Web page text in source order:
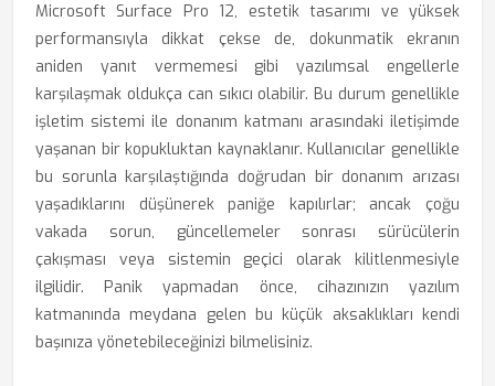
Microsoft Surface Pro 12, estetik tasarımı ve yüksek
performansıyla dikkat çekse de, dokunmatik ekranın
aniden yanıt vermemesi gibi yazılımsal engellerle
karşılaşmak oldukça can sıkıcı olabilir. Bu durum genellikle
işletim sistemi ile donanım katmanı arasındaki iletişimde
yaşanan bir kopukluktan kaynaklanır. Kullanıcılar genellikle
bu sorunla karşılaştığında doğrudan bir donanım arızası
yaşadıklarını düşünerek paniğe kapılırlar; ancak çoğu
vakada sorun, güncellemeler sonrası sürücülerin
çakışması veya sistemin geçici olarak kilitlenmesiyle
ilgilidir. Panik yapmadan önce, cihazınızın yazılım
katmanında meydana gelen bu küçük aksaklıkları kendi
başınıza yönetebileceğinizi bilmelisiniz.